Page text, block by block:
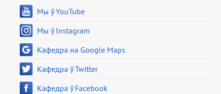
Мы ў YouTube
Мы ў Instagram
Кафедра на Google Maps
Кафедра ў Twitter
Кафедра ў Facebook